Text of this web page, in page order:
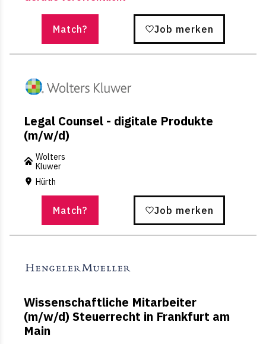
Match? Job merken
Legal Counsel - digitale Produkte
(m/w/d)
Wolters
Kluwer
Hürth
Match? Job merken
Wissenschaftliche Mitarbeiter
(m/w/d) Steuerrecht in Frankfurt am
Main